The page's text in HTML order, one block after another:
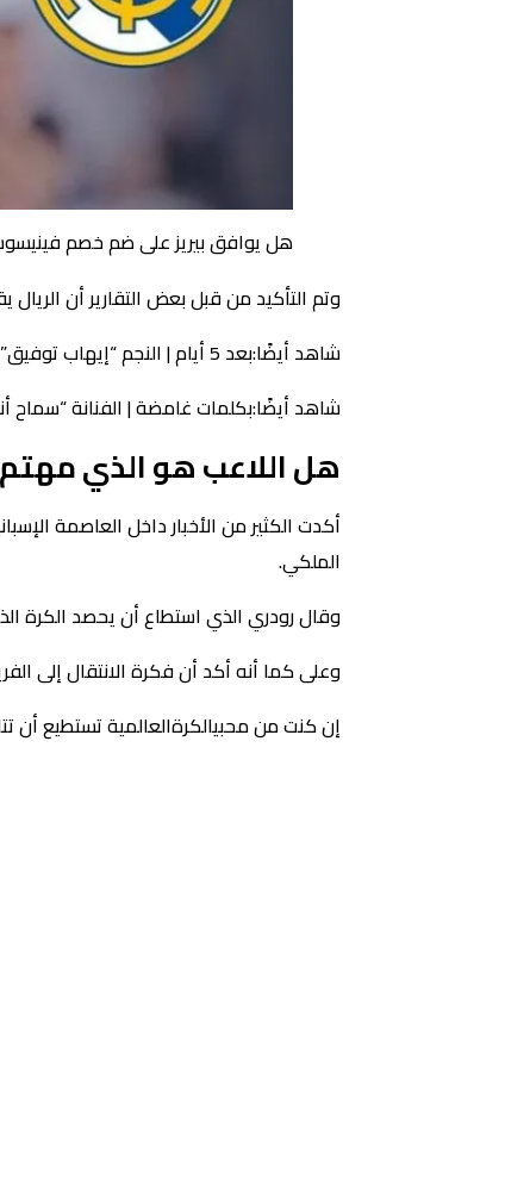
هل يوافق بيريز على ضم خصم
وتم التأكيد من قبل بعض التقارير أن
شاهد أيضًا:بعد 5 أيام | النجم “إيهاب توفيق” يُحيي حفل غنائي في تونس بنهاية نوفمبر
شاهد أيضًا:بكلمات غامضة | الفنانة “سماح
هل اللاعب هو الذي
أكدت الكثير من الأخبار داخل العاصمة
الملكي.
وقال رودري الذي استطاع أن يحصد الكرة
وعلى كما أنه أكد أن فكرة الانتقال إلى
إن كنت من محبيالكرةالعالمية تستطيع أن